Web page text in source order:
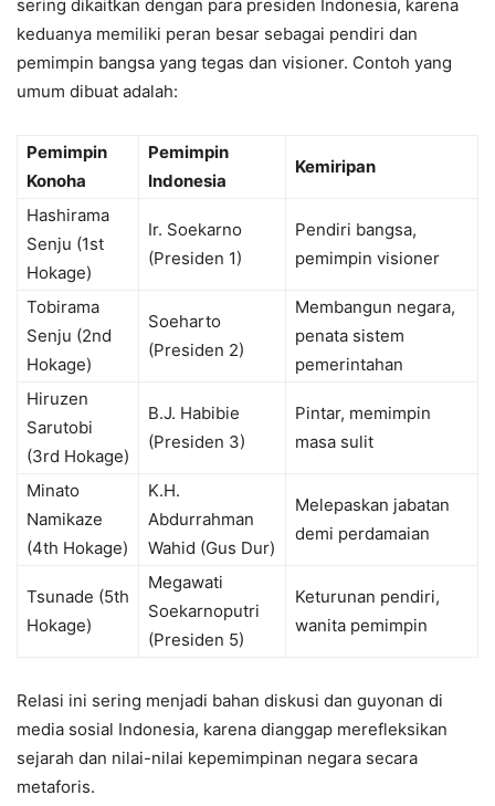
sering dikaitkan dengan para presiden Indonesia, karena
keduanya memiliki peran besar sebagai pendiri dan
pemimpin bangsa yang tegas dan visioner. Contoh yang
umum dibuat adalah:
Pemimpin
Konoha
Pemimpin
Indonesia
Kemiripan
Hashirama
Senju (1st
Hokage)
Ir. Soekarno
(Presiden 1)
Pendiri bangsa,
pemimpin visioner
Tobirama
Senju (2nd
Hokage)
Soeharto
(Presiden 2)
Membangun negara,
penata sistem
pemerintahan
Hiruzen
Sarutobi
(3rd Hokage)
B.J. Habibie
(Presiden 3)
Pintar, memimpin
masa sulit
Minato
Namikaze
(4th Hokage)
K.H.
Abdurrahman
Wahid (Gus Dur)
Melepaskan jabatan
demi perdamaian
Tsunade (5th
Hokage)
Megawati
Soekarnoputri
(Presiden 5)
Keturunan pendiri,
wanita pemimpin
Relasi ini sering menjadi bahan diskusi dan guyonan di
media sosial Indonesia, karena dianggap merefleksikan
sejarah dan nilai-nilai kepemimpinan negara secara
metaforis.